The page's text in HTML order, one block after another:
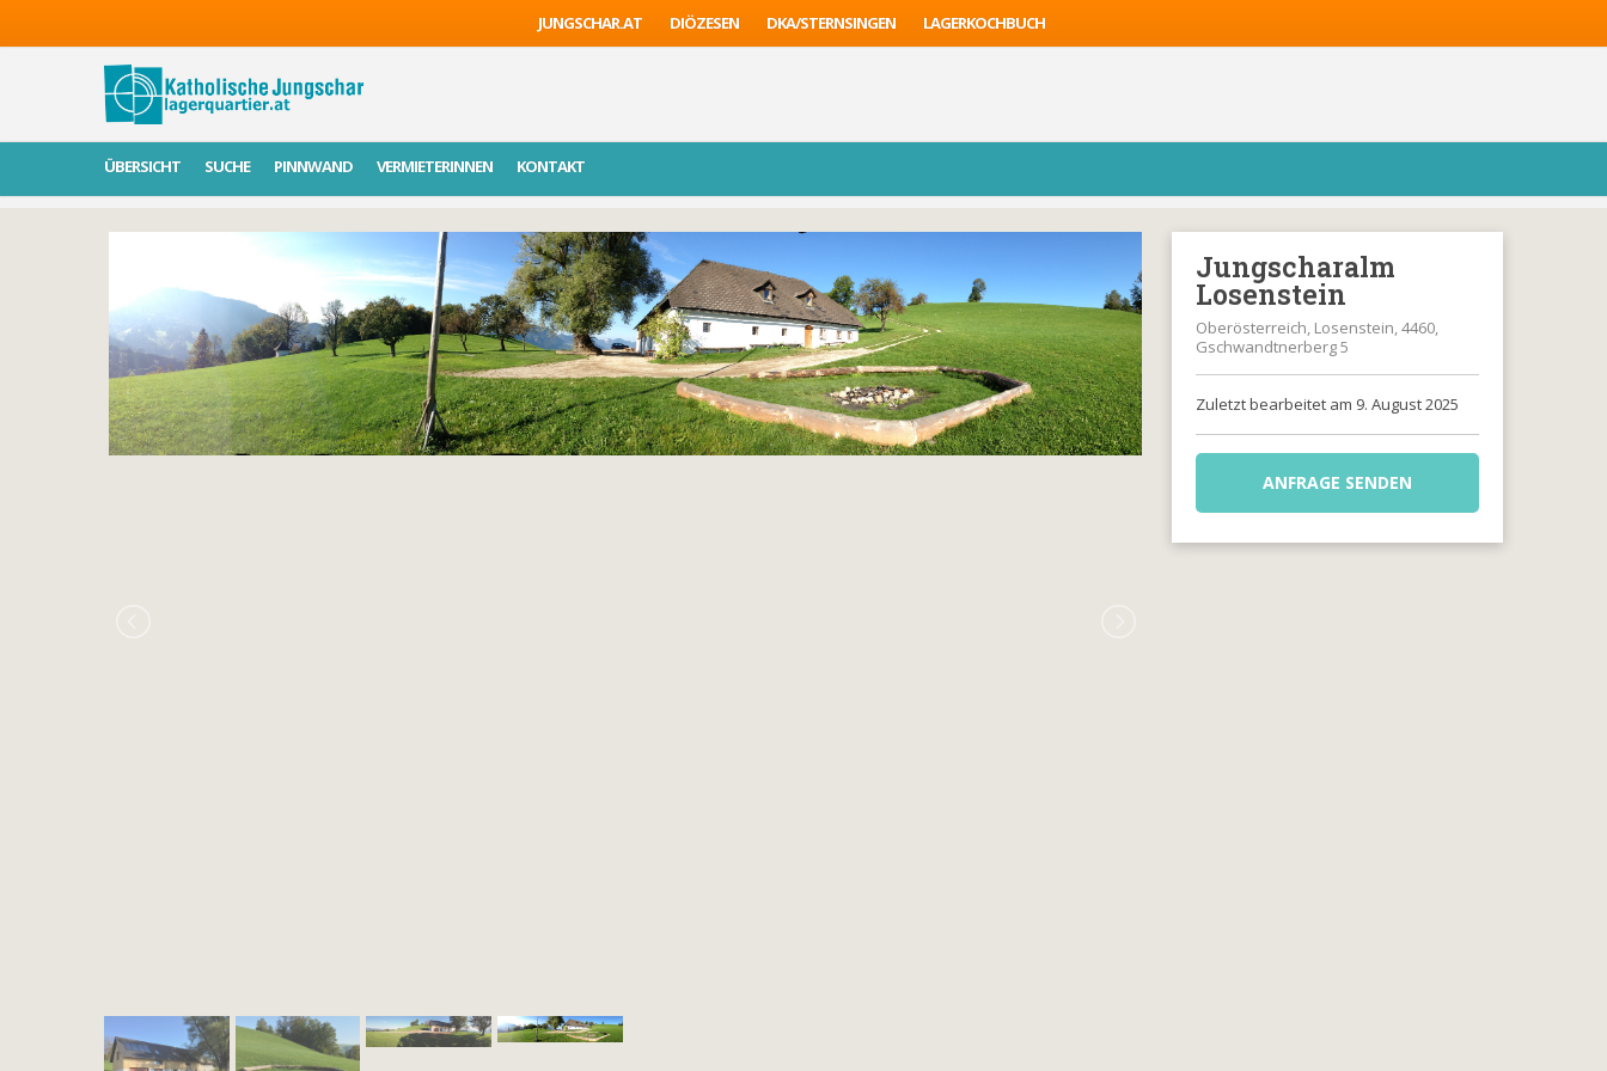
JUNGSCHAR.AT DIÖZESEN DKA/STERNSINGEN LAGERKOCHBUCH
ÜBERSICHT SUCHE PINNWAND VERMIETERINNEN KONTAKT
Jungscharalm
Losenstein
Oberösterreich, Losenstein, 4460,
Gschwandtnerberg 5
Zuletzt bearbeitet am 9. August 2025
ANFRAGE SENDEN